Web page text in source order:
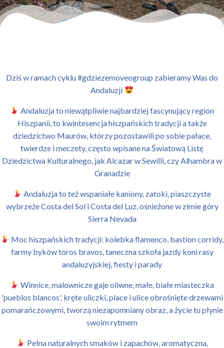
Dziś w ramach cyklu #gdziezemoveogroup zabieramy Was do
Andaluzji
Andaluzja to niewątpliwie najbardziej fascynujący region
Hiszpanii, to kwintesencja hiszpańskich tradycji a także
dziedzictwo Maurów, którzy pozostawili po sobie pałace,
twierdze i meczety, często wpisane na Światową Listę
Dziedzictwa Kulturalnego, jak Alcazar w Sewilli, czy Alhambra w
Granadzie
Andaluzja to też wspaniałe kaniony, zatoki, piaszczyste
wybrzeże Costa del Sol i Costa del Luz, ośnieżone w zimie góry
Sierra Nevada
Moc hiszpańskich tradycji: kolebka flamenco, bastion corridy,
farmy byków toros bravos, taneczna szkoła jazdy koni rasy
andaluzyjskiej, fiesty i parady
Winnice, malownicze gaje oliwne, małe, białe miasteczka
'pueblos blancos', kręte uliczki, place i ulice obrośnięte drzewami
pomarańczowymi, tworzą niezapomniany obraz, a życie tu płynie
swoim rytmem
Pełna naturalnych smaków i zapachów, aromatyczna,